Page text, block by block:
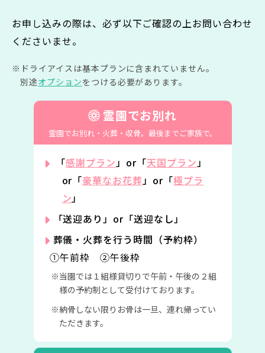
お申し込みの際は、必ず以下ご確認の上お問い合わせ
くださいませ。
ドライアイスは基本プランに含まれていません。
別途オプションをつける必要があります。
霊園でお別れ
霊園でお別れ・火葬・収骨。 最後までご家族で。
「感謝プラン」or「天国プラン」
or「豪華なお花葬」or「極プラ
ン」
「送迎あり」or「送迎なし」
葬儀・火葬を行う時間（予約枠）
①午前枠 ②午後枠
当園では１組様貸切りで午前・午後の２組
様の予約制として受付けております。
納骨しない限りお骨は一旦、連れ帰ってい
ただきます。